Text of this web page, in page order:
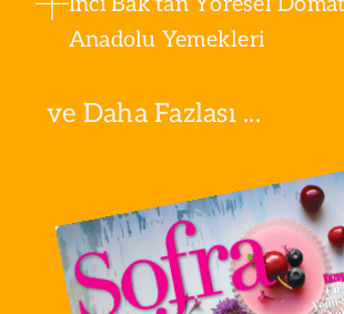
Anadolu Yemekleri
ve Daha Fazlası ...